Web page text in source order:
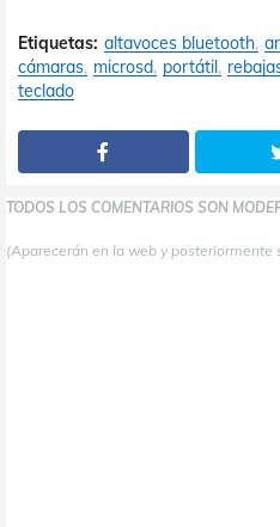
Etiquetas: altavoces bluetooth
cámaras microsd portátil
teclado
TODOS LOS COMENTARIOS SON
(Aparecerán en la web y posteriormente